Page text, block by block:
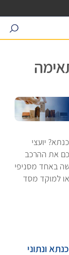
search
יועצי
את ההרכב
באחד מסניפי
למוקד מסד
ונתוני